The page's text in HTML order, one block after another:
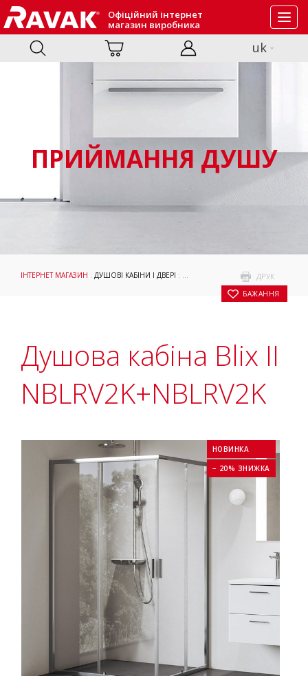
Офіційний інтернет
магазин виробника
uk
ПРИЙМАННЯ ДУШУ
ДРУК
БАЖАННЯ
ІНТЕРНЕТ МАГАЗИН : ДУШОВІ КАБІНИ І ДВЕРІ : ПРИЙМАННЯ ДУШУ : ДУШОВА
Душова кабіна Blix II
NBLRV2K+NBLRV2K
НОВИНКА
− 20% ЗНИЖКА